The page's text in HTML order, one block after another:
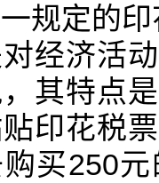
规定的
经济活
其特点
印花税
买250